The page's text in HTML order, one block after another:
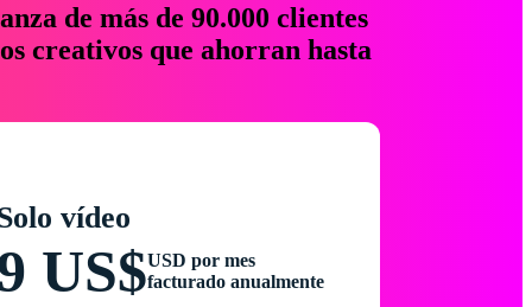
de más de 90.000 clientes
creativos que ahorran hasta
vídeo
US$USD por mes
facturado anualmente